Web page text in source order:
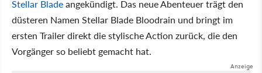
Stellar Bladeangekündigt. Das neue Abenteuer trägt den
düsteren Namen Stellar Blade Bloodrain und bringt im
ersten Trailer direkt die stylische Action zurück, die den
Vorgänger so beliebt gemacht hat.